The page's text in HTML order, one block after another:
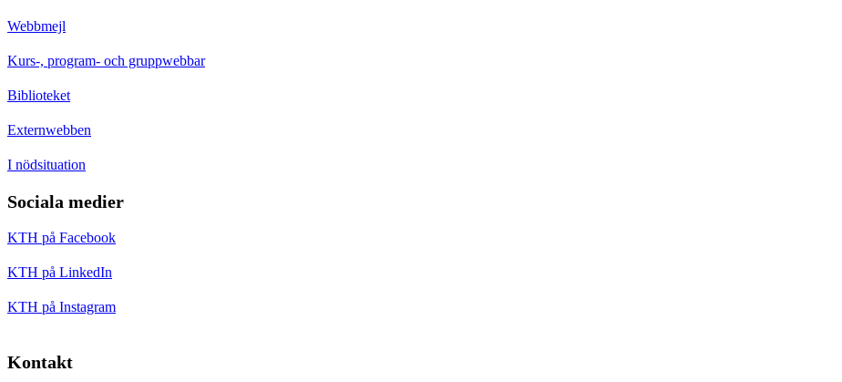
Webbmejl
Kurs-, program- och gruppwebbar
Biblioteket
Externwebben
I nödsituation
Sociala medier
KTH på Facebook
KTH på LinkedIn
KTH på Instagram
Kontakt